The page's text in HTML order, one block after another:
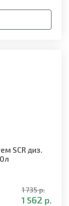
SCR диз.
1 735 р.
1 562 р.